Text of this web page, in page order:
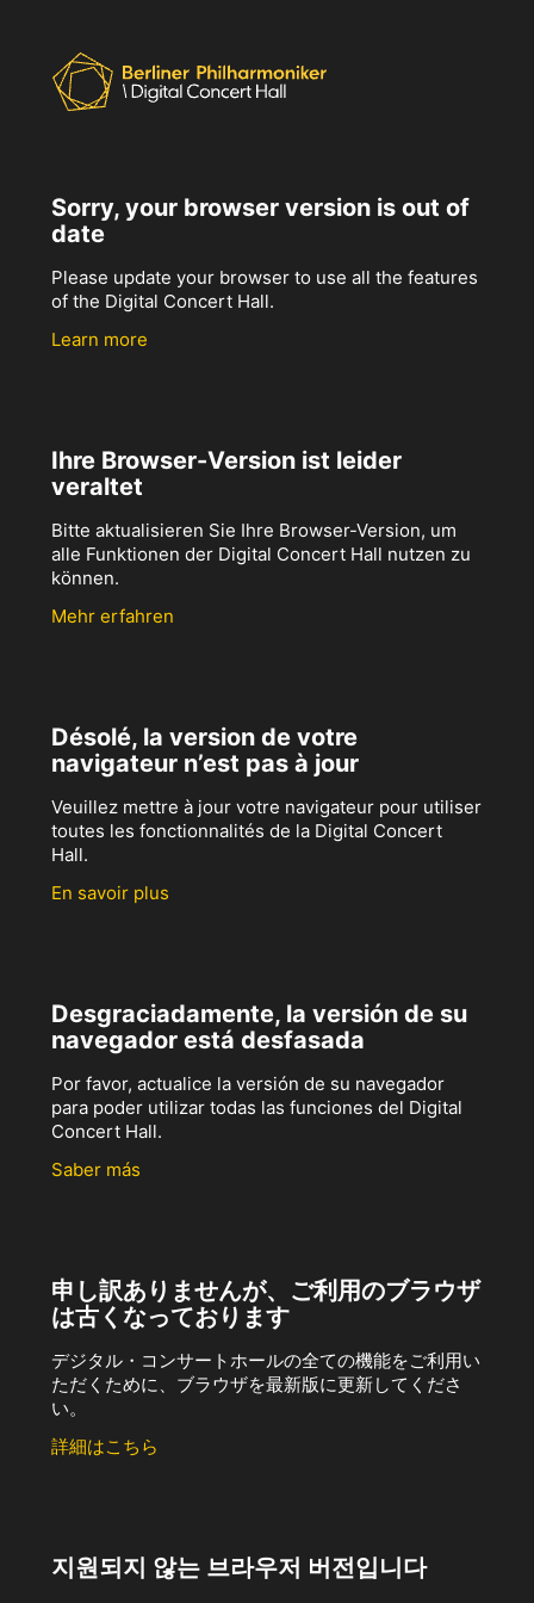
Sorry, your browser version is out of
date
Please update your browser to use all the features
of the Digital Concert Hall.
Learn more
Ihre Browser-Version ist leider
veraltet
Bitte aktualisieren Sie Ihre Browser-Version, um
alle Funktionen der Digital Concert Hall nutzen zu
können.
Mehr erfahren
Désolé, la version de votre
navigateur n’est pas à jour
Veuillez mettre à jour votre navigateur pour utiliser
toutes les fonctionnalités de la Digital Concert
Hall.
En savoir plus
Desgraciadamente, la versión de su
navegador está desfasada
Por favor, actualice la versión de su navegador
para poder utilizar todas las funciones del Digital
Concert Hall.
Saber más
申し訳ありませんが、ご利用のブラウザ
は古くなっております
デジタル・コンサートホールの全ての機能をご利用い
ただくために、ブラウザを最新版に更新してくださ
い。
詳細はこちら
지원되지 않는 브라우저 버전입니다